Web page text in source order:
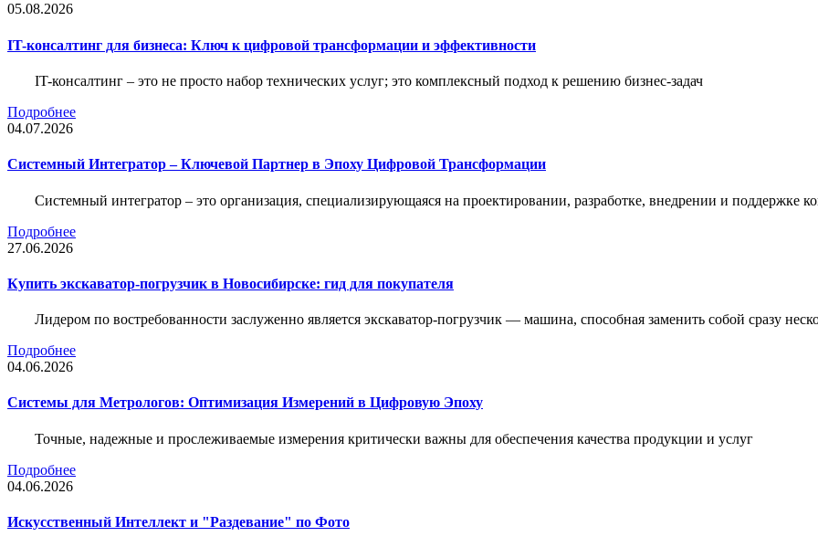
05.08.2026
IT-консалтинг для бизнеса: Ключ к цифровой трансформации и эффективности
IT-консалтинг – это не просто набор технических услуг; это комплексный подход к решению бизнес-задач
Подробнее
04.07.2026
Системный Интегратор – Ключевой Партнер в Эпоху Цифровой Трансформации
Системный интегратор – это организация, специализирующаяся на проектировании, разработке, внедрении и поддержке
Подробнее
27.06.2026
Купить экскаватор-погрузчик в Новосибирске: гид для покупателя
Лидером по востребованности заслуженно является экскаватор-погрузчик — машина, способная заменить собой сразу
Подробнее
04.06.2026
Системы для Метрологов: Оптимизация Измерений в Цифровую Эпоху
Точные, надежные и прослеживаемые измерения критически важны для обеспечения качества продукции и услуг
Подробнее
04.06.2026
Искусственный Интеллект и "Раздевание" по Фото